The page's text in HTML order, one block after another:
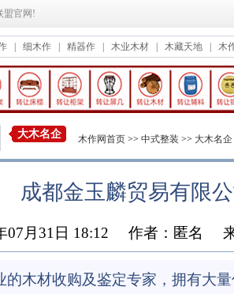
盟官网!
细木作 精器作 木业木材 木藏天地 木
大木名企 木作网首页 >> 中式整装 >> 大木名企
成都金玉麟贸易有限
07月31日 18:12 作者：匿名
的木材收购及鉴定专家，拥有大